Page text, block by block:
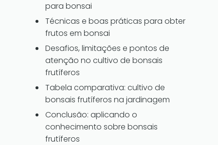
para bonsai
Técnicas e boas práticas para obter
frutos em bonsai
Desafios, limitações e pontos de
atenção no cultivo de bonsais
frutíferos
Tabela comparativa: cultivo de
bonsais frutíferos na jardinagem
Conclusão: aplicando o
conhecimento sobre bonsais
frutíferos